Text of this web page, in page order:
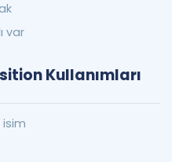
var
Kullanımları
isim